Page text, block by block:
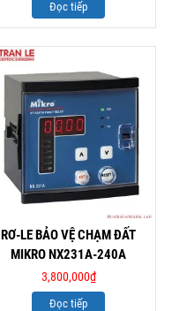
Đọc tiếp
RƠ-LE BẢO VỆ CHẠM ĐẤT
MIKRO NX231A-240A
3,800,000₫
Đọc tiếp